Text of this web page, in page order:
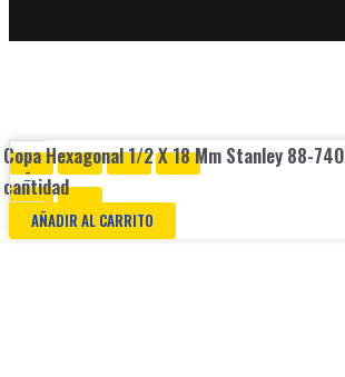
-
Copa Hexagonal 1/2 X 18 Mm Stanley 88-740
cantidad
AÑADIR AL CARRITO